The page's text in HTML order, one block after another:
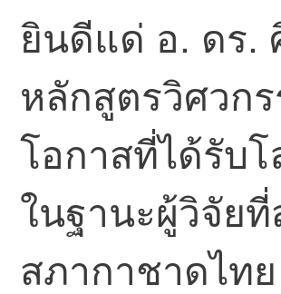
ยินดีแด่ อ. ดร.
หลักสูตรวิศวก
โอกาสที่ได้รับ
ในฐานะผู้วิจัย
สภากาชาดไท